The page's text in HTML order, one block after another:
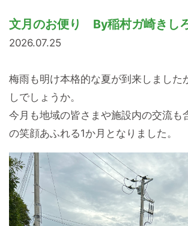
文月のお便り By稲村ガ崎きし
2026.07.25
梅雨も明け本格的な夏が到来しました
しでしょうか。
今月も地域の皆さまや施設内の交流も
の笑顔あふれる1か月となりました。